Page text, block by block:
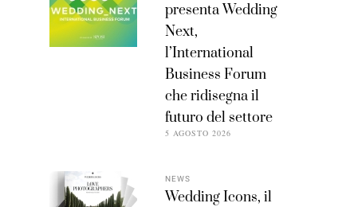
presenta Wedding
Next,
l’International
Business Forum
che ridisegna il
futuro del settore
5 AGOSTO 2026
NEWS
Wedding Icons, il